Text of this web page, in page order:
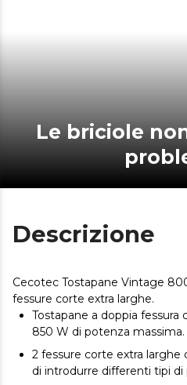
Le briciole non saranno un
Descrizione
Cecotec Tostapane Vintage
fessure corte extra larghe.
Tostapane a doppia
850 W di potenza massima.
2 fessure corte extra
di introdurre differenti tipi di